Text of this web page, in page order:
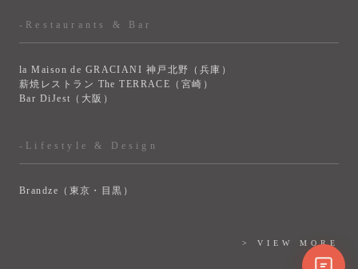
-Restaurants & Bar
la Maison de GRACIANI 神戸北野（兵庫）
薪焼レストラン The TERRACE（宮崎）
Bar DiJest（大阪）
-Lifestyle & Design
Brandze（東京・目黒）
> VIEW MORE